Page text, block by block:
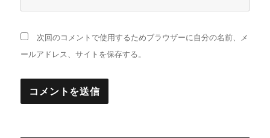
次回のコメントで使用するためブラウザーに自分の名前、メ
ールアドレス、サイトを保存する。